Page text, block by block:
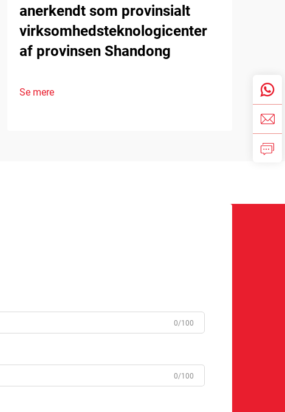
anerkendt som provinsialt
virksomhedsteknologicenter
af provinsen Shandong
Se mere
0/100
0/100